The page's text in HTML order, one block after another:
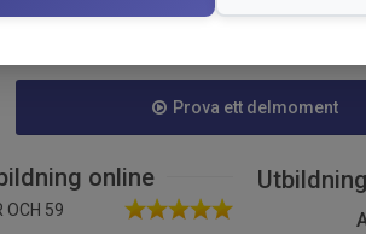
Prova ett delmoment
online
OCH 59